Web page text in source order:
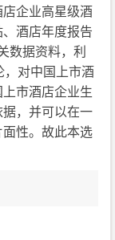
企业高星级酒
酒店年度报告
数据资料，利
，对中国上市酒
市酒店企业生
，并可以在一
性。故此本选